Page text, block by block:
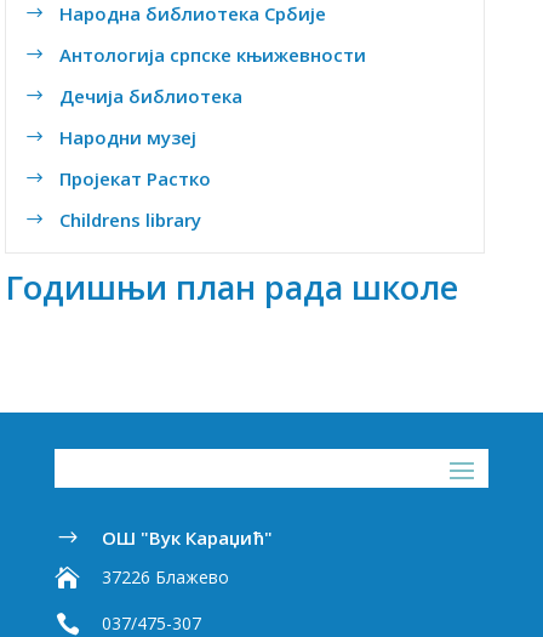
$ Народна библиотека Србије
$ Антологија српске књижевности
$ Дечија библиотека
$ Народни музеј
$ Пројекат Растко
$ Childrens library
Годишњи план рада школе
$
ОШ "Вук Караџић"

37226 Блажево
 037/475-307